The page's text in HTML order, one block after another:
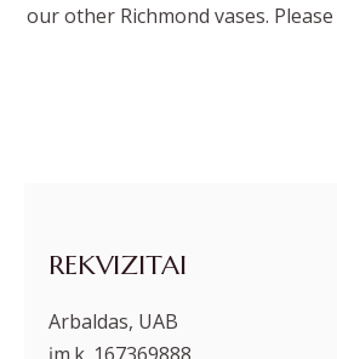
our other Richmond vases.
REKVIZITAI
Arbaldas, UAB